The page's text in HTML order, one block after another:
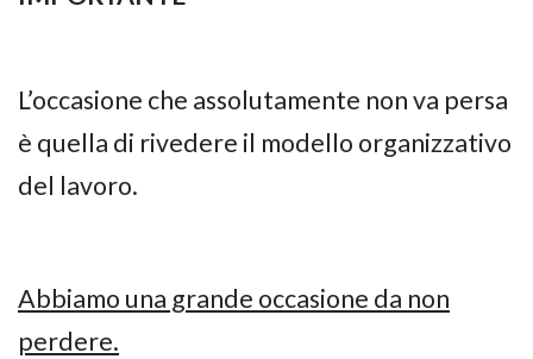
L’occasione che assolutamente non va persa
è quella di rivedere il modello organizzativo
del lavoro.
Abbiamo una grande occasione da non
perdere.